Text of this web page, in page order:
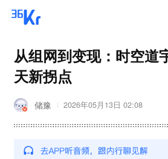
从组网到变现：时空道
天新拐点
储豫 2026年05月13日 02:08